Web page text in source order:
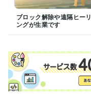
ブロック解除や遠隔ヒーリ
ングが生業です